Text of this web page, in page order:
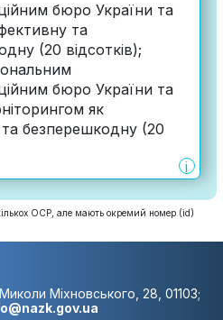
бюро України та
та
(20 відсотків);
бюро України та
як
безперешкодну (20
i
ОСР, але мають окремий номер (id)
Міхновського, 28, 01103;